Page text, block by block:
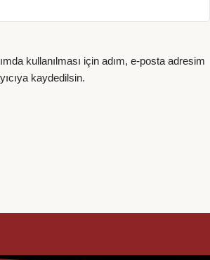
kullanılması için adım, e-posta adresim
kaydedilsin.